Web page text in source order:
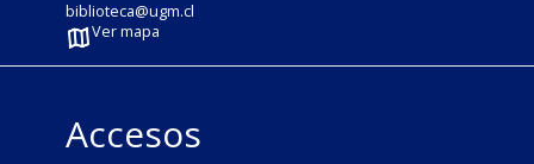
biblioteca@ugm.cl
Ver mapa
Accesos